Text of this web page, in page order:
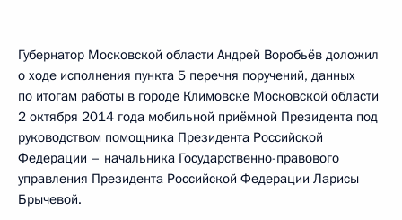
Губернатор Московской области Андрей Воробьёв доложил
о ходе исполнения пункта 5 перечня поручений, данных
по итогам работы в городе Климовске Московской области
2 октября 2014 года мобильной приёмной Президента под
руководством помощника Президента Российской
Федерации – начальника Государственно-правового
управления Президента Российской Федерации Ларисы
Брычевой.